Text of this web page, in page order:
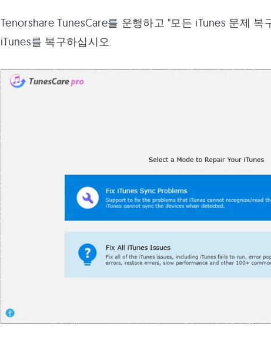
Tenorshare TunesCare를 운행하고 "모든 iTunes 문제 복
iTunes를 복구하십시오.